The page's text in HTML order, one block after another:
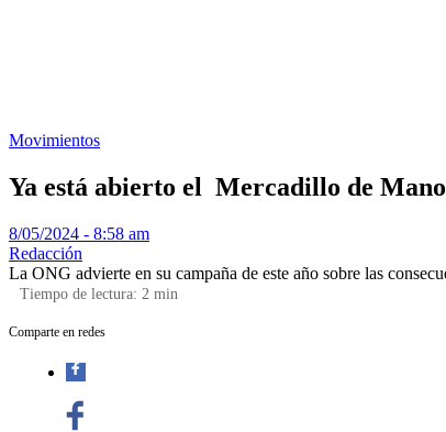
Movimientos
Ya está abierto el Mercadillo de
8/05/2024 - 8:58 am
Redacción
La ONG advierte en su campaña de este año sobre las
Tiempo de lectura: 2 min
Comparte en redes